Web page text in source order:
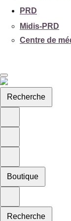
PRD
Midis-PRD
Centre de
Recherche
Boutique
Recherche